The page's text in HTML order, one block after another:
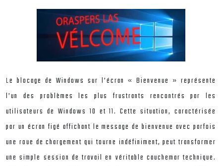
Le blocage de Windows sur l’écran « Bienvenue » représente
l’un des problèmes les plus frustrants rencontrés par les
utilisateurs de Windows 10 et 11. Cette situation, caractérisée
par un écran figé affichant le message de bienvenue avec parfois
une roue de chargement qui tourne indéfiniment, peut transformer
une simple session de travail en véritable cauchemar technique.